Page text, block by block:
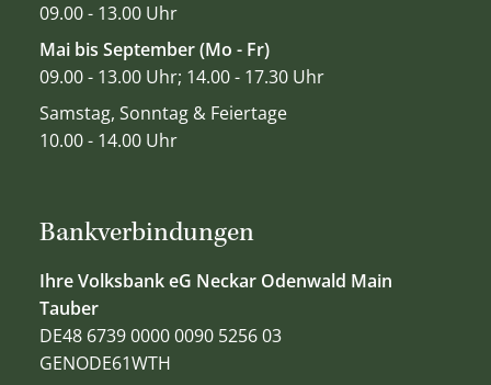
Bankverbindungen
Ihre Volksbank eG Neckar Odenwald Main
Tauber
DE48 6739 0000 0090 5256 03
GENODE61WTH
09.00 - 13.00 Uhr
Mai bis September (Mo - Fr)
09.00 - 13.00 Uhr; 14.00 - 17.30 Uhr
Samstag, Sonntag & Feiertage
10.00 - 14.00 Uhr